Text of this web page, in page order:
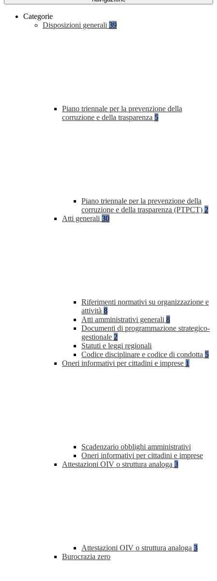
Categorie
Disposizioni generali 39
Piano triennale per la prevenzione della
corruzione e della trasparenza 5
Piano triennale per la prevenzione della
corruzione e della trasparenza (PTPCT) 2
Atti generali 30
Riferimenti normativi su organizzazione e
attività 8
Atti amministrativi generali 8
Documenti di programmazione strategico-
gestionale 2
Statuti e leggi regionali
Codice disciplinare e codice di condotta 5
Oneri informativi per cittadini e imprese 1
Scadenzario obblighi amministrativi
Oneri informativi per cittadini e imprese
Attestazioni OIV o struttura analoga 3
Attestazioni OIV o struttura analoga 3
Burocrazia zero